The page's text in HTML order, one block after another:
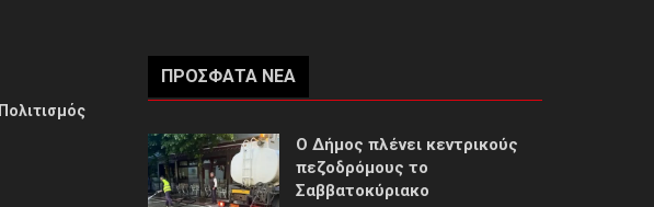
Πολιτισμός
ΠΡΌΣΦΑΤΑ ΝΈΑ
Ο Δήμος πλένει κεντρικούς
πεζοδρόμους το
Σαββατοκύριακο